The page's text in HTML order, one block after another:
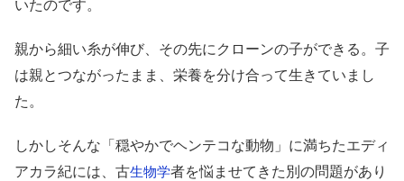
いたのです。
親から細い糸が伸び、その先にクローンの子ができる。子
は親とつながったまま、栄養を分け合って生きていまし
た。
しかしそんな「穏やかでヘンテコな動物」に満ちたエディ
アカラ紀には、古生物学者を悩ませてきた別の問題があり